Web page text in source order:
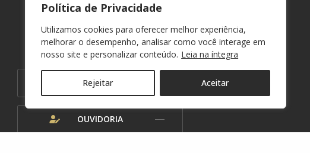
Política de Privacidade
Utilizamos cookies para oferecer melhor experiência,
melhorar o desempenho, analisar como você interage em
nosso site e personalizar conteúdo. Leia na íntegra
Rejeitar Aceitar
WEBMAIL
OUVIDORIA